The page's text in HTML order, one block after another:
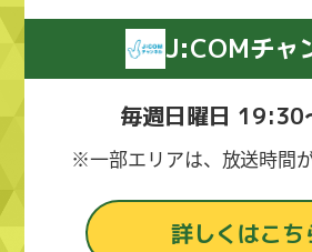
J:COMチャ
毎週日曜日 19:30
※一部エリアは、放送時間が
詳しくはこち